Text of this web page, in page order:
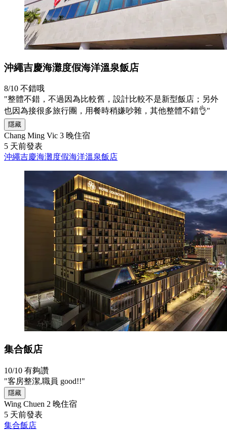
沖繩吉慶海灘度假海洋溫泉飯店
8/10 不錯哦
"整體不錯，不過因為比較舊，設計比較不是新型飯店；另外
也因為接很多旅行團，用餐時稍嫌吵雜，其他整體不錯👌"
隱藏
Chang Ming Vic 3 晚住宿
5 天前發表
沖繩吉慶海灘度假海洋溫泉飯店
集合飯店
10/10 有夠讚
"客房整潔,職員 good!!"
隱藏
Wing Chuen 2 晚住宿
5 天前發表
集合飯店